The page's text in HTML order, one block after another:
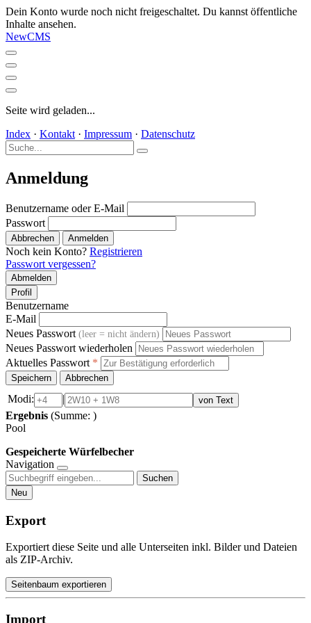
Dein Konto wurde noch nicht freigeschaltet. Du kannst öffentliche
Inhalte ansehen.
NewCMS
Seite wird geladen...
Index · Kontakt · Impressum · Datenschutz
Anmeldung
Benutzername oder E-Mail
Passwort
Abbrechen Anmelden
Noch kein Konto? Registrieren
Passwort vergessen?
Abmelden
Profil
Benutzername
E-Mail
Neues Passwort (leer = nicht ändern)
Neues Passwort wiederholen
Aktuelles Passwort *
Speichern Abbrechen
Modi: | von Text
Ergebnis (Summe: )
Pool
Gespeicherte Würfelbecher
Navigation
Suchen
Neu
Export
Exportiert diese Seite und alle Unterseiten inkl. Bilder und Dateien
als ZIP-Archiv.
Seitenbaum exportieren
Import